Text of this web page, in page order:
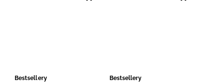
Bestsellery Bestsellery